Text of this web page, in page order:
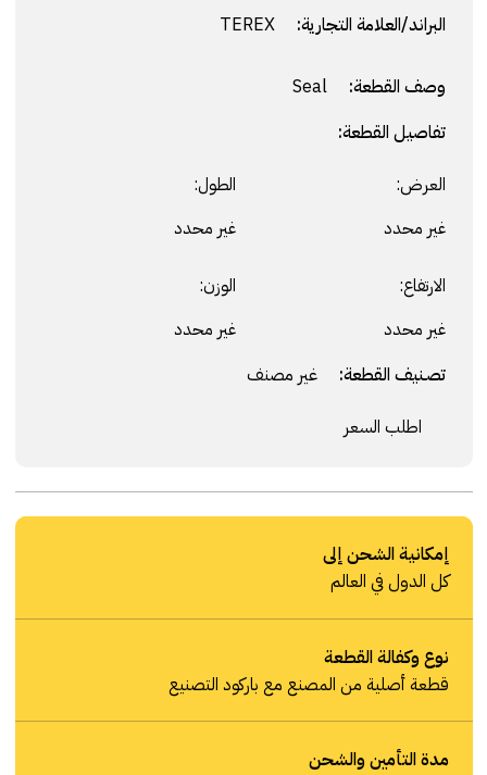
البراند/العلامة التجارية: TEREX
وصف القطعة:
Seal
تفاصيل القطعة:
العرض:
غير محدد
الطول:
غير محدد
الارتفاع:
غير محدد
الوزن:
غير محدد
تصنيف القطعة: غير مصنف
اطلب السعر
إمكانية الشحن إلى
كل الدول في العالم
نوع وكفالة القطعة
قطعة أصلية من المصنع مع باركود التصنيع
مدة التأمين والشحن